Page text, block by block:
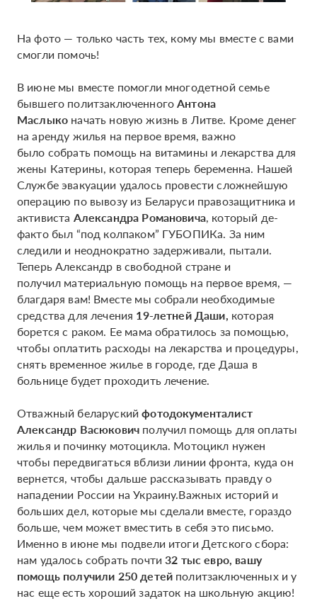
На фото — только часть тех, кому мы вместе с вами
смогли помочь!
В июне мы вместе помогли многодетной семье
бывшего политзаключенногоАнтона
Маслыко начать новую жизнь в Литве. Кроме денег
на аренду жилья на первое время, важно
было собрать помощь на витамины и лекарства для
жены Катерины, которая теперь беременна. Нашей
Службе эвакуации удалось провести сложнейшую
операцию по вывозу из Беларуси правозащитника и
активиста Александра Романовича, который де-
факто был “под колпаком” ГУБОПИКа. За ним
следили и неоднократно задерживали, пытали.
Теперь Александр в свободной стране и
получил материальную помощь на первое время, —
благдаря вам! Вместе мы собрали необходимые
средства для лечения 19-летней Даши, которая
борется с раком. Ее мама обратилось за помощью,
чтобы оплатить расходы на лекарства и процедуры,
снять временное жилье в городе, где Даша в
больнице будет проходить лечение.
Отважный беларускийфотодокументалист
Александр Васюкович получил помощь для оплаты
жилья и починку мотоцикла. Мотоцикл нужен
чтобы передвигаться вблизи линии фронта, куда он
вернется, чтобы дальше рассказывать правду о
нападении России на Украину.Важных историй и
больших дел, которые мы сделали вместе, гораздо
больше, чем может вместить в себя это письмо.
Именно в июне мы подвели итоги Детского сбора:
нам удалось собрать почти32 тыс евро, вашу
помощь получили 250 детей политзаключенных и у
нас еще есть хороший задаток на школьную акцию!